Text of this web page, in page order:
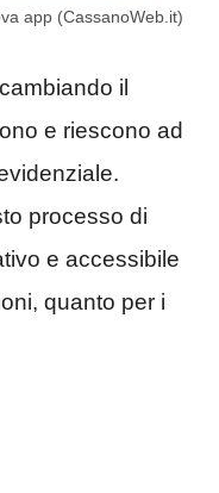
app (CassanoWeb.it)
il
e riescono ad
processo di
e accessibile
quanto per i